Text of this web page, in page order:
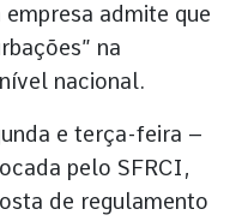
admite que
na
nacional.
e terça-feira –
pelo SFRCI,
de regulamento